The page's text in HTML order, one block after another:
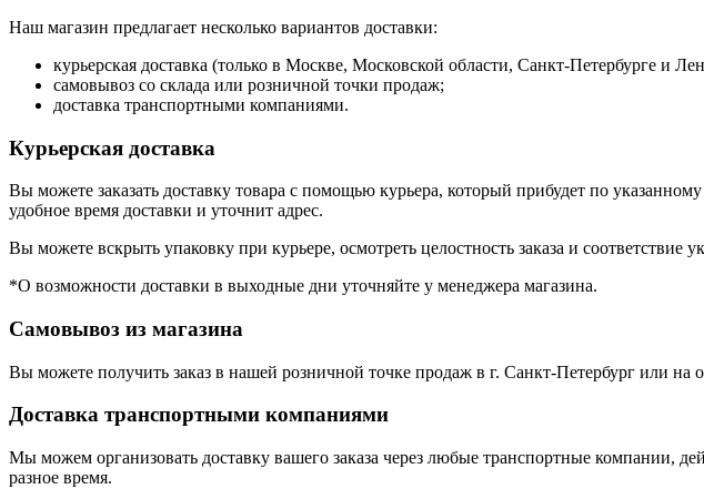
Наш магазин предлагает несколько вариантов доставки:
курьерская доставка (только в Москве, Московской области, Санкт-Петербурге и
самовывоз со склада или розничной точки продаж;
доставка транспортными компаниями.
Курьерская доставка
Вы можете заказать доставку товара с помощью курьера, который прибудет по
удобное время доставки и уточнит адрес.
Вы можете вскрыть упаковку при курьере, осмотреть целостность заказа и
*О возможности доставки в выходные дни уточняйте у менеджера магазина.
Самовывоз из магазина
Вы можете получить заказ в нашей розничной точке продаж в г. Санкт-Петербург или на
Доставка транспортными компаниями
Мы можем организовать доставку вашего заказа через любые транспортные компании,
разное время.